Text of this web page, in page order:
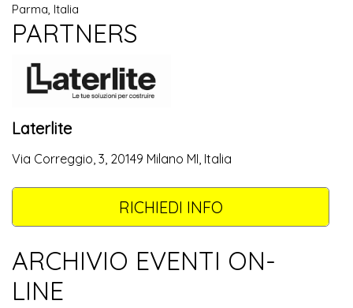
Parma, Italia
PARTNERS
Laterlite
Via Correggio, 3, 20149 Milano MI, Italia
RICHIEDI INFO
ARCHIVIO EVENTI ON-
LINE